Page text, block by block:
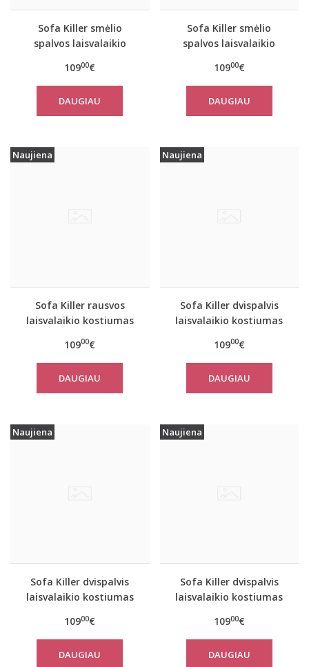
Sofa Killer smėlio
spalvos laisvalaikio
kelnėmis
10900€
DAUGIAU
Sofa Killer smėlio
spalvos laisvalaikio
kelnėmis
10900€
DAUGIAU
Naujiena
Sofa Killer rausvos
laisvalaikio kostiumas
10900€
DAUGIAU
Naujiena
Sofa Killer dvispalvis
laisvalaikio kostiumas
10900€
DAUGIAU
Naujiena
Sofa Killer dvispalvis
laisvalaikio kostiumas
10900€
DAUGIAU
Naujiena
Sofa Killer dvispalvis
laisvalaikio kostiumas
kelnėmis
10900€
DAUGIAU